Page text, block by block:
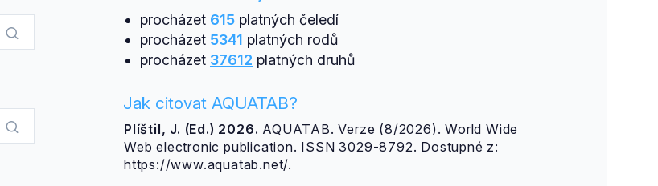
procházet 615platných čeledí
procházet 5341 platných rodů
procházet 37612 platných druhů
Jak citovat AQUATAB?
Plíštil, J. (Ed.) 2026. AQUATAB. Verze (8/2026). World Wide
Web electronic publication. ISSN 3029-8792. Dostupné z:
https://www.aquatab.net/.